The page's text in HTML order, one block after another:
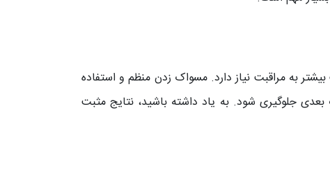
به مراقبت نیاز دارد. مسواک زدن منظم و استفاده
جلوگیری شود. به یاد داشته باشید، نتایج مثبت